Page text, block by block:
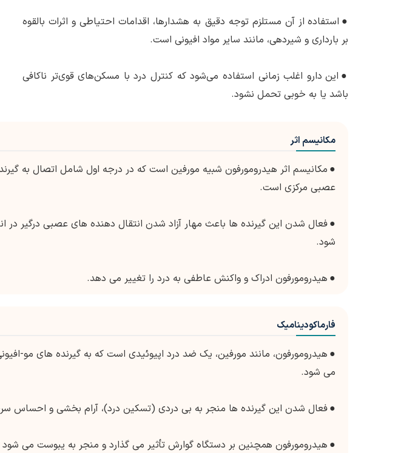
● استفاده از آن مستلزم توجه دقیق به هشدارها، اقدامات احتیاطی و اثرات بالقوه
بر بارداری و شیردهی، مانند سایر مواد افیونی است.
● این دارو اغلب زمانی استفاده می‌شود که کنترل درد با مسکن‌های قوی‌تر ناکافی
باشد یا به خوبی تحمل نشود.
مکانیسم اثر
● مکانیسم اثر هیدرومورفون شبیه مورفین است که در درجه اول شامل اتصال به
عصبی مرکزی است.
●فعال شدن این گیرنده ها باعث مهار آزاد شدن انتقال دهنده های عصبی درگیر در
شود.
● هیدرومورفون ادراک و واکنش عاطفی به درد را تغییر می دهد.
فارماکودینامیک
● هیدرومورفون، مانند مورفین، یک ضد درد اپیوئیدی است که به گیرنده های مو-
می شود.
●فعال شدن این گیرنده ها منجر به بی دردی (تسکین درد)، آرام بخشی و احساس
● هیدرومورفون همچنین بر دستگاه گوارش تأثیر می گذارد و منجر به یبوست می